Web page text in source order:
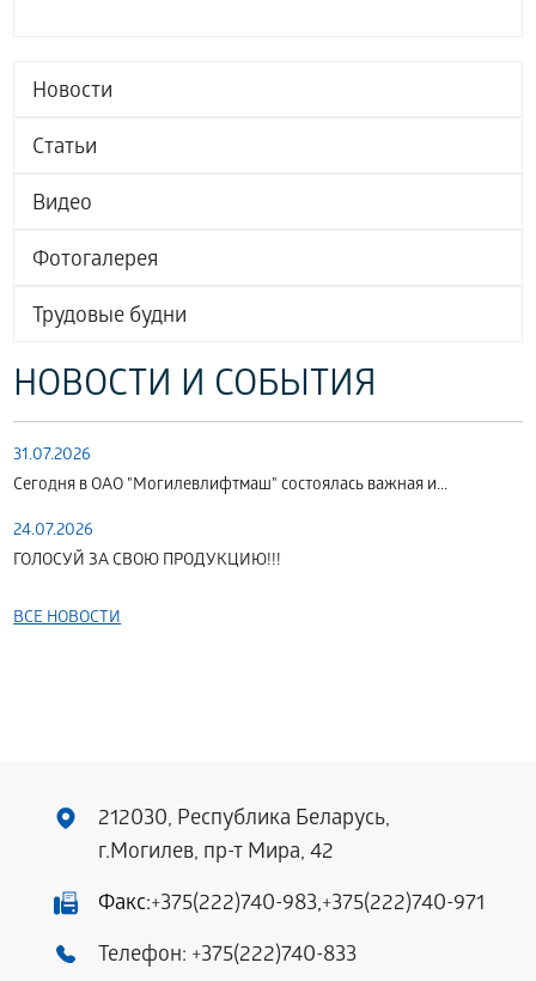
Новости
Статьи
Видео
Фотогалерея
Трудовые будни
НОВОСТИ И СОБЫТИЯ
31.07.2026
Сегодня в ОАО "Могилевлифтмаш" состоялась важная и...
24.07.2026
ГОЛОСУЙ ЗА СВОЮ ПРОДУКЦИЮ!!!
ВСЕ НОВОСТИ
212030, Республика Беларусь,
г.Могилев, пр-т Мира, 42
Факс:+375(222)740-983,+375(222)740-971
Телефон: +375(222)740-833